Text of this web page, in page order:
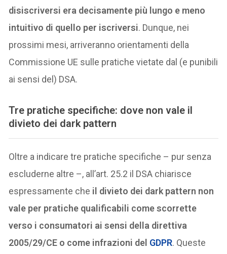
disiscriversi era decisamente più lungo e meno
intuitivo di quello per iscriversi. Dunque, nei
prossimi mesi, arriveranno orientamenti della
Commissione UE sulle pratiche vietate dal (e punibili
ai sensi del) DSA.
Tre pratiche specifiche: dove non vale il
divieto dei dark pattern
Oltre a indicare tre pratiche specifiche – pur senza
escluderne altre –, all’art. 25.2 il DSA chiarisce
espressamente che il divieto dei dark pattern non
vale per pratiche qualificabili come scorrette
verso i consumatori ai sensi della direttiva
2005/29/CE o come infrazioni del GDPR. Queste